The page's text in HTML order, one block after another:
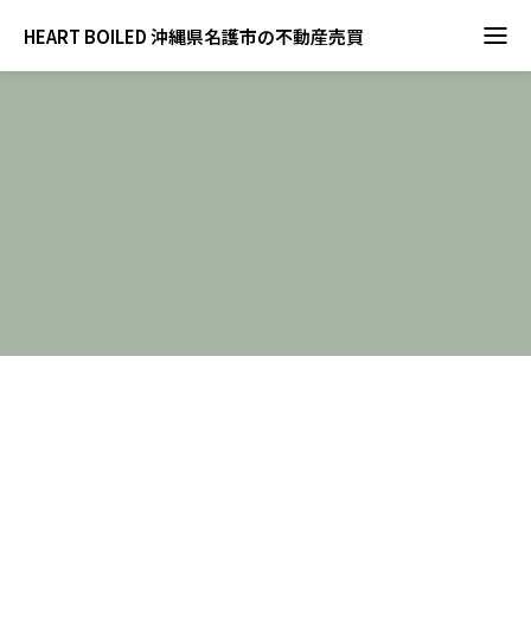
HEART BOILED 沖縄県名護市の不動産売買